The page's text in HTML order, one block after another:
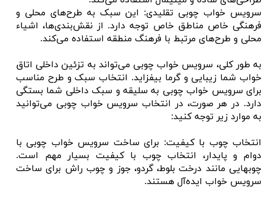
سرویس خواب چوبی تقلیدی: این سبک به طرح‌های محلی و
فرهنگی خاص مناطق خاص توجه دارد. از نقش‌بندی‌ها، اشیاء
محلی و طرح‌های مرتبط با فرهنگ منطقه استفاده می‌کند.
به طور کلی، سرویس خواب چوبی می‌تواند به تزئین داخلی اتاق
خواب شما زیبایی و گرما بیفزاید. انتخاب سبک و طرح مناسب
برای سرویس خواب چوبی به سلیقه و سبک داخلی شما بستگی
دارد. در هر صورت، در انتخاب سرویس خواب چوبی می‌توانید
به موارد زیر توجه کنید:
انتخاب چوب با کیفیت: برای ساخت سرویس خواب چوبی با
دوام و پایدار، انتخاب چوب با کیفیت بسیار مهم است.
چوبهایی مانند درخت بلوط، گردو، جوز و چوب راش برای ساخت
سرویس خواب ایده‌آل هستند.